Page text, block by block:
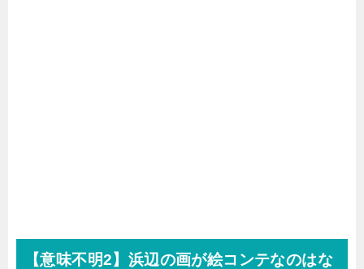
【意味不明2】浜辺の画が絵コンテなのはな